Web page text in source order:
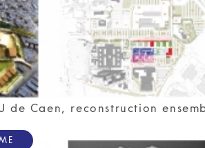
de Caen, reconstruction